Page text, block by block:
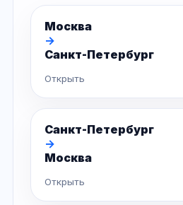
Москва
→
Санкт-Петербург
Открыть
Санкт-Петербург
→
Москва
Открыть